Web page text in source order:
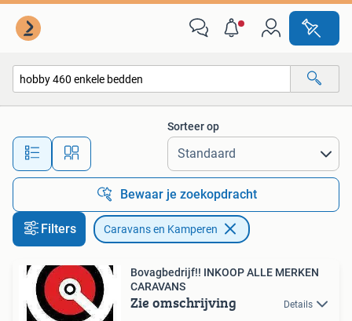
Alle afstanden…
Sorteer op
Bewaar je zoekopdracht
Filters Caravans en Kamperen
Bovagbedrijf!! INKOOP ALLE MERKEN
CARAVANS
Zie omschrijving Details